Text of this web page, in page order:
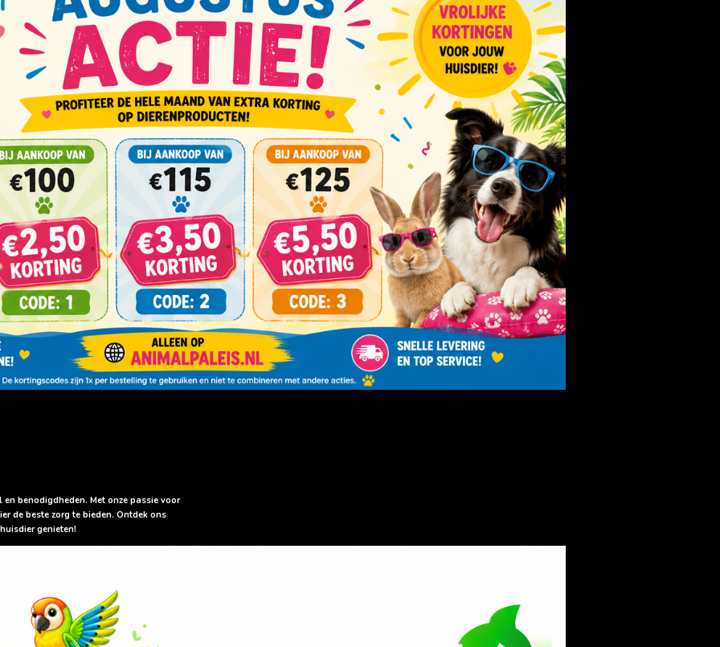
benodigdheden. Met onze passie voor
de beste zorg te bieden. Ontdek ons
genieten!